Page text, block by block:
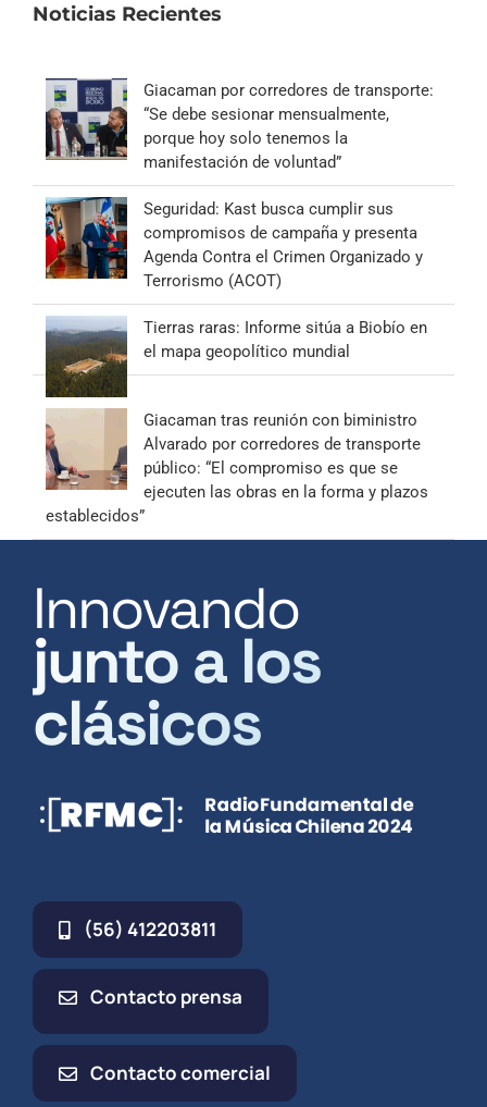
Noticias Recientes
Giacaman por corredores de transporte:
“Se debe sesionar mensualmente,
porque hoy solo tenemos la
manifestación de voluntad”
Seguridad: Kast busca cumplir sus
compromisos de campaña y presenta
Agenda Contra el Crimen Organizado y
Terrorismo (ACOT)
Tierras raras: Informe sitúa a Biobío en
el mapa geopolítico mundial
Giacaman tras reunión con biministro
Alvarado por corredores de transporte
público: “El compromiso es que se
ejecuten las obras en la forma y plazos
establecidos”
Innovando
junto a los
clásicos
(56) 412203811
Contacto prensa
Contacto comercial